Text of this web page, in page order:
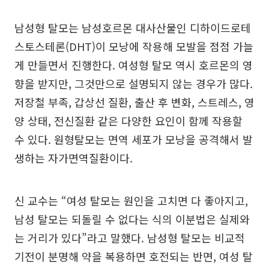
남성형 탈모는 남성호르몬 대사산물인 디하이드로테
스토스테론(DHT)이 모낭에 작용해 모발을 점점 가늘
게 만들면서 진행한다. 여성형 탈모 역시 호르몬의 영
향을 받지만, 그것만으로 설명되지 않는 경우가 많다.
저장철 부족, 갑상선 질환, 출산 후 변화, 스트레스, 영
양 상태, 전신질환 같은 다양한 요인이 함께 작용할
수 있다. 원형탈모는 면역 세포가 모낭을 공격해서 발
생하는 자가면역질환이다.
신 교수는 “여성 탈모는 원인을 고치면 다 좋아지고,
남성 탈모는 되돌릴 수 없다는 식의 이분법은 실제와
는 거리가 있다”라고 말했다. 남성형 탈모는 비교적
기전이 분명해 약을 복용하면 호전되는 반면, 여성 탈